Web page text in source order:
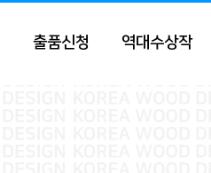
출품신청 역대수상작